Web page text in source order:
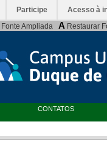
Participe Acesso à
Fonte Ampliada A Restaurar
CONTATOS